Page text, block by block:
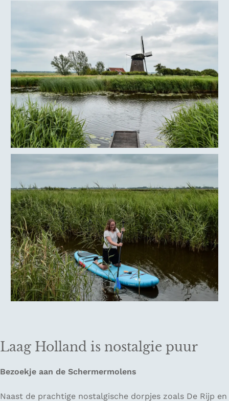
Laag Holland is nostalgie puur
Bezoekje aan de Schermermolens
Naast de prachtige nostalgische dorpjes zoals De Rijp en